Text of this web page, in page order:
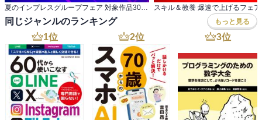
【特集】 Chrome ＆ Edge拡張機能ガイド
【特集】 今すぐ役立つ生成AIサービス
夏のインプレスグループフェア 対象作品30％OFF スキル＆教養 爆速で上げるフェア
同じジャンルのランキング もっと見る
1位 2位 3位